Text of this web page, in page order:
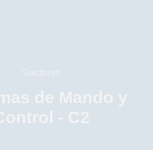
Sectores
de Mando y
- C2